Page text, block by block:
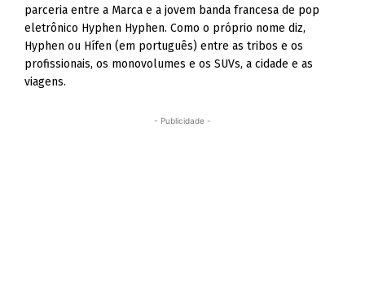
parceria entre a Marca e a jovem banda francesa de pop
eletrônico Hyphen Hyphen. Como o próprio nome diz,
Hyphen ou Hífen (em português) entre as tribos e os
profissionais, os monovolumes e os SUVs, a cidade e as
viagens.
- Publicidade -